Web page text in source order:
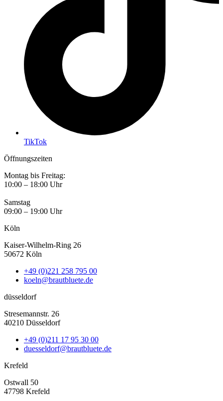
TikTok
Öffnungszeiten
Montag bis Freitag:
10:00 – 18:00 Uhr
Samstag
09:00 – 19:00 Uhr
Köln
Kaiser-Wilhelm-Ring 26
50672 Köln
+49 (0)221 258 795 00
koeln@brautbluete.de
düsseldorf
Stresemannstr. 26
40210 Düsseldorf
+49 (0)211 17 95 30 00
duesseldorf@brautbluete.de
Krefeld
Ostwall 50
47798 Krefeld